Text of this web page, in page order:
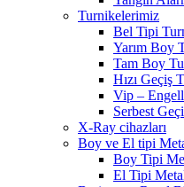
Turnikelerimiz
Bel Tipi
Yarım Boy
Tam Boy
Hızı Geçiş
Vip –
Serbest
X-Ray cihazları
Boy ve El tipi
Boy Tipi
El Tipi